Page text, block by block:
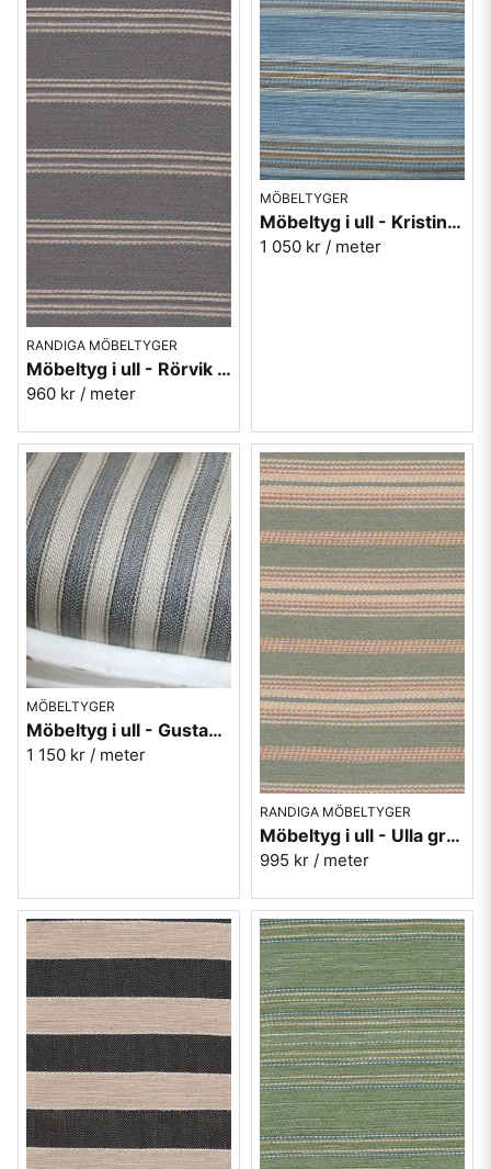
RANDIGA MÖBELTYGER
Möbeltyg i ull - Rörvik randig grå nr.90 - Berghem
960 kr / meter
MÖBELTYGER
Möbeltyg i ull - Kristina nr.50 blå
1 050 kr / meter
MÖBELTYGER
Möbeltyg i ull - Gustav nr.91 grå
1 150 kr / meter
RANDIGA MÖBELTYGER
Möbeltyg i ull - Ulla grön nr.70
995 kr / meter